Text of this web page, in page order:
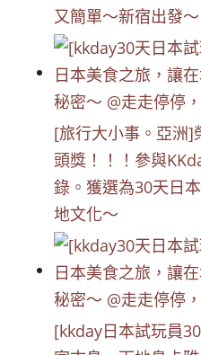
又簡單～新宿出發～
[旅行大小事。亞洲]
頭獎！！！參與
錄。獲選為30天日
地文化～
[kkday日本試玩員